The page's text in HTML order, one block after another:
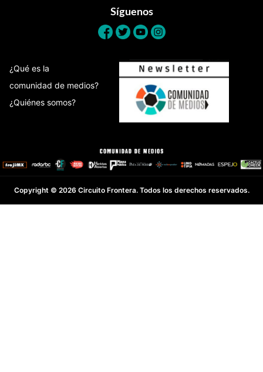
Síguenos
¿Qué es la
comunidad de medios?
¿Quiénes somos?
Copyright © 2026 Circuito Frontera. Todos los derechos reservados.